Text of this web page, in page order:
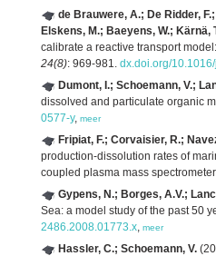
de Brauwere, A.; De Ridder,
Elskens, M.; Baeyens, W.;
calibrate a reactive transport
24(8): 969-981. dx.doi.org/
Dumont, I.; Schoemann, V.;
dissolved and particulate organic
0577-y, meer
Fripiat, F.; Corvaisier, R.;
production-dissolution rates of
coupled plasma mass
Gypens, N.; Borges, A.V.;
Sea: a model study of the past 50
2486.2008.01773.x, meer
Hassler, C.; Schoemann, V.